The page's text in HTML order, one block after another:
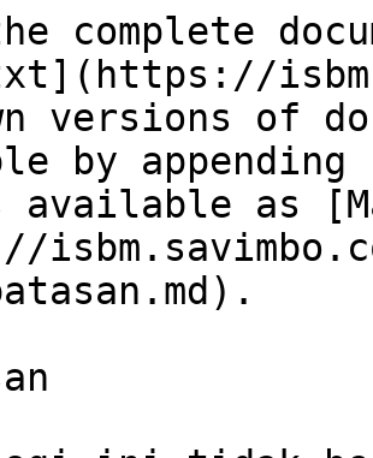
complete
versions of
by
available as